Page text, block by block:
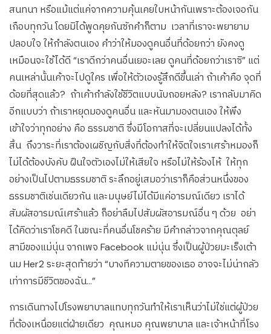
สนทนา หรือแม้แต่แค่จากความคุ้นเคยใบหน้ากันเพราะต้องเจอกัน
เกือบทุกวัน โดยมิได้พูดคุยกันซักคำก็ตาม เวลาที่เราจะพยายาม
ปลอบใจ ให้กำลังตนเอง คำว่าให้มองดูคนอื่นที่ด้อยกว่า ยังคงดู
เหมือนจะใช้ได้ดี “เราดีกว่าคนอื่นเยอะเลย ดูคนที่ด้อยกว่าเราซิ” แต่
คนเหล่านั้นเค้าจะไปดูใคร เพื่อให้ตัวเองรู้สึกดีขึ้นเล่า ถ้าเค้าคือ จุดที่
ด้อยที่สุดแล้ว? ถ้าเค้ากำลังใช้ชีวิตแบบนับถอยหลัง? เรากลับมาคิด
อีกแบบว่า ถ้าเราหยุดมองดูคนอื่น และหันมามองตนเอง ให้พึง
เข้าใจว่าทุกอย่าง คือ ธรรมชาติ ซึ่งมีโอกาสที่จะเปลี่ยนแปลงได้ทั้ง
สิ้น ถึงวาระที่เราต้องเผชิญกับสิ่งที่ต้องทำให้จิตใจเราเศร้าหมองก็
ไม่ได้ต้องบังคับ ฝืนใจตัวเองไม่ให้เสียใจ หรือไม่ให้ร้องไห้ ให้ทุก
อย่างเป็นไปตามธรรมชาติ ระลึกอยู่เสมอว่าเราก็คือส่วนหนึ่งของ
ธรรมชาติเช่นเดียวกัน และมนุษย์ไม่ได้มีแค่อารมณ์เดียว เราได้
สัมผัสอารมณ์เศร้าแล้ว ก็อย่าลืมไปสัมผัสอารมณ์อื่น ๆ ด้วย อย่า
ได้คิดว่าเราโชคดี ในขณะที่คนอื่นโชคร้าย มีคำกล่าวจากคุณตุลย์
สามีของแม่นุ่น จากเพจ Facebook แม่นุ่น ซึ่งเป็นผู้ป่วยมะเร็งเต้า
นม Her2 ระยะสุดท้ายว่า “บางทีความตายของเธอ อาจจะไม่น่ากลัว
เท่าการมีชีวิตของฉัน...”
การเดินทางไปโรงพยาบาลแทบทุกวันทำให้เราเห็นว่าไม่ใช่แต่ผู้ป่วย
ที่ต้องเหนื่อยแต่ฝ่ายเดียว คุณหมอ คุณพยาบาล และเจ้าหน้าที่โรง